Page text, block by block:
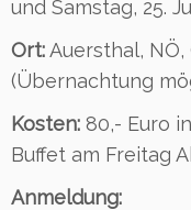
und Samstag, 25.
Ort:Auersthal,
(Übernachtung
Kosten: 80,- Euro
Buffet am Freitag
Anmeldung: